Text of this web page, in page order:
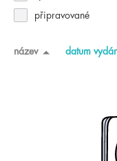
připravované
název datum